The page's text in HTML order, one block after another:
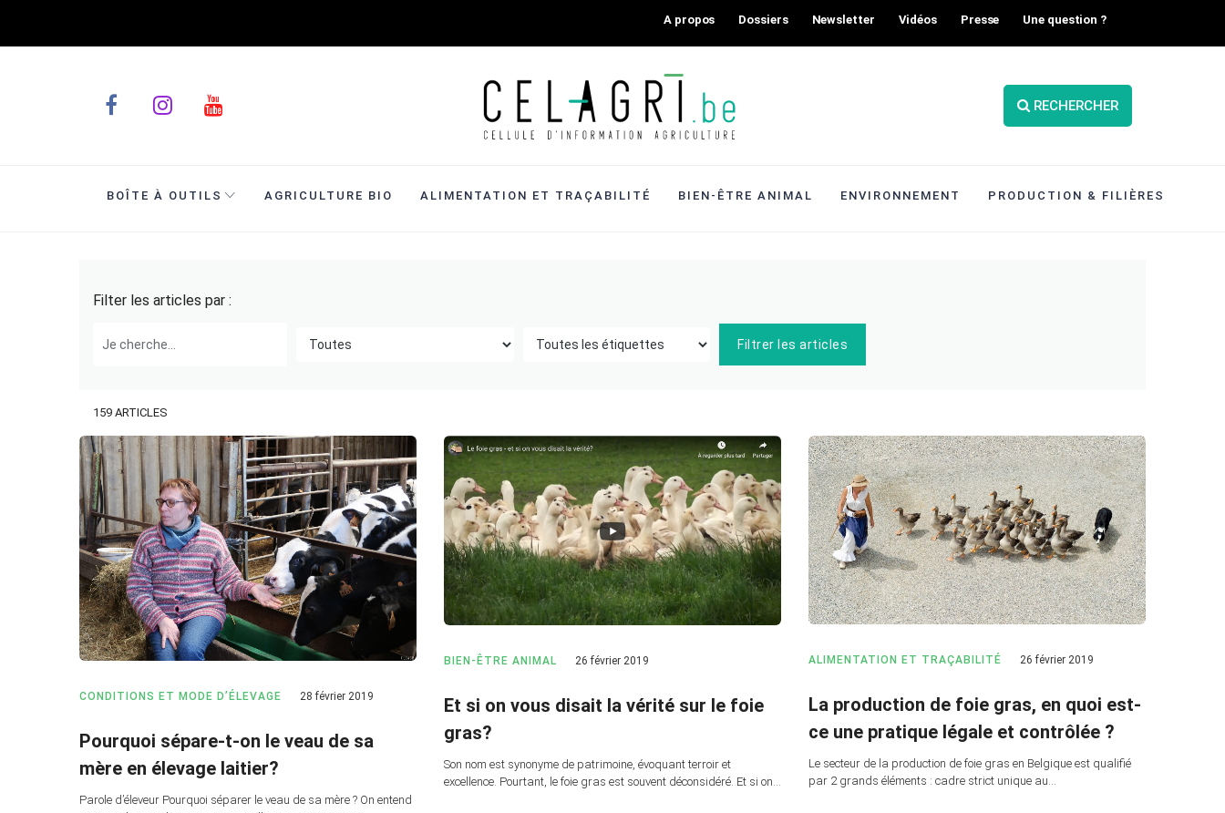
A propos Dossiers Newsletter Vidéos Presse Une question ?
RECHERCHER
BOÎTE À OUTILS AGRICULTURE BIO ALIMENTATION ET TRAÇABILITÉ BIEN-ÊTRE ANIMAL ENVIRONNEMENT PRODUCTION & FILIÈRES
Filter les articles par :
159 ARTICLES
CONDITIONS ET MODE D’ÉLEVAGE 28 février 2019
Pourquoi sépare-t-on le veau de sa
mère en élevage laitier?
Parole d’éleveur Pourquoi séparer le veau de sa mère ? On entend
BIEN-ÊTRE ANIMAL 26 février 2019
Et si on vous disait la vérité sur le foie
gras?
Son nom est synonyme de patrimoine, évoquant terroir et
excellence. Pourtant, le foie gras est souvent déconsidéré. Et si on…
ALIMENTATION ET TRAÇABILITÉ 26 février 2019
La production de foie gras, en quoi est-
ce une pratique légale et contrôlée ?
Le secteur de la production de foie gras en Belgique est qualifié
par 2 grands éléments : cadre strict unique au…